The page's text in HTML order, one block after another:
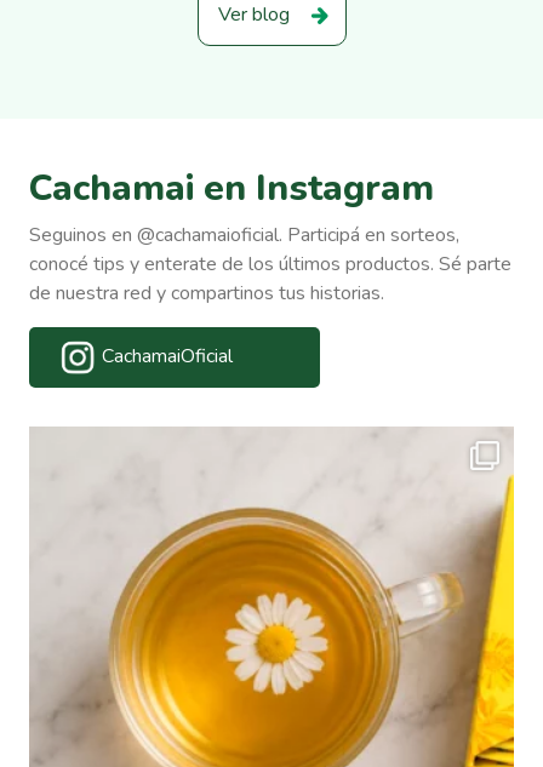
Ver blog
Cachamai en Instagram
Seguinos en @cachamaioficial. Participá en sorteos,
conocé tips y enterate de los últimos productos. Sé parte
de nuestra red y compartinos tus historias.
CachamaiOficial